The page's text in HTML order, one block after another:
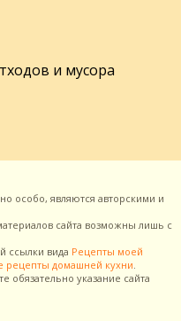
и мусора
особо, являются авторскими и
сайта возможны лишь с
ссылки вида Рецепты моей
рецепты домашней кухни.
указание сайта